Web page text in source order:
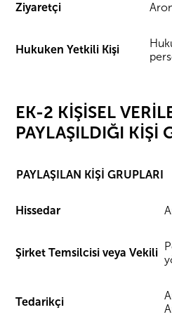
Ziyaretçi
Hukuken Yetkili Kişi
EK-2 KİŞİSEL
PAYLAŞILDIĞI KİŞİ
PAYLAŞILAN KİŞİ GRUPLARI
Hissedar
Şirket Temsilcisi veya Vekili
Tedarikçi